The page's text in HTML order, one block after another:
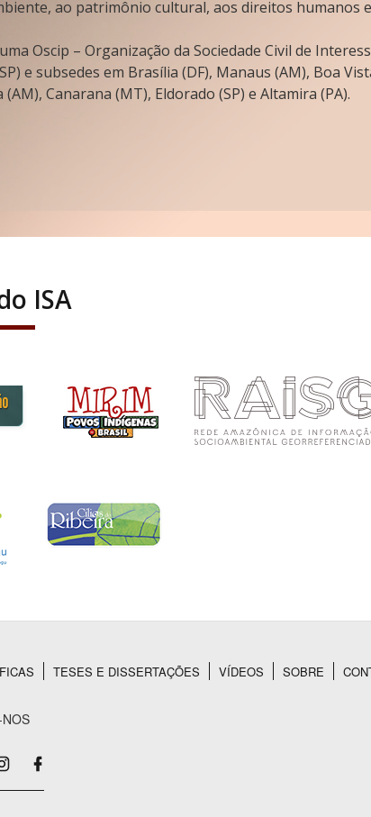
ao patrimônio cultural, aos direitos humanos
Oscip – Organização da Sociedade Civil de
e subsedes em Brasília (DF), Manaus (AM), Boa
Canarana (MT), Eldorado (SP) e Altamira (PA).
ISA
TESES E DISSERTAÇÕES VÍDEOS SOBRE